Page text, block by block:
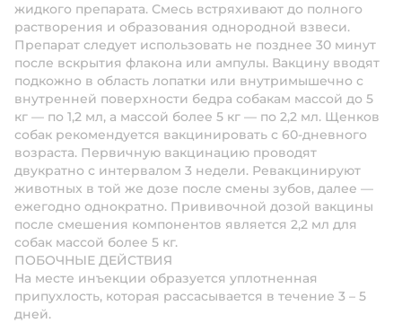
жидкого препарата. Смесь встряхивают до полного
растворения и образования однородной взвеси.
Препарат следует использовать не позднее 30 минут
после вскрытия флакона или ампулы. Вакцину вводят
подкожно в область лопатки или внутримышечно с
внутренней поверхности бедра собакам массой до 5
кг — по 1,2 мл, а массой более 5 кг — по 2,2 мл. Щенков
собак рекомендуется вакцинировать с 60-дневного
возраста. Первичную вакцинацию проводят
двукратно с интервалом 3 недели. Ревакцинируют
животных в той же дозе после смены зубов, далее —
ежегодно однократно. Прививочной дозой вакцины
после смешения компонентов является 2,2 мл для
собак массой более 5 кг.
ПОБОЧНЫЕ ДЕЙСТВИЯ
На месте инъекции образуется уплотненная
припухлость, которая рассасывается в течение 3 – 5
дней.